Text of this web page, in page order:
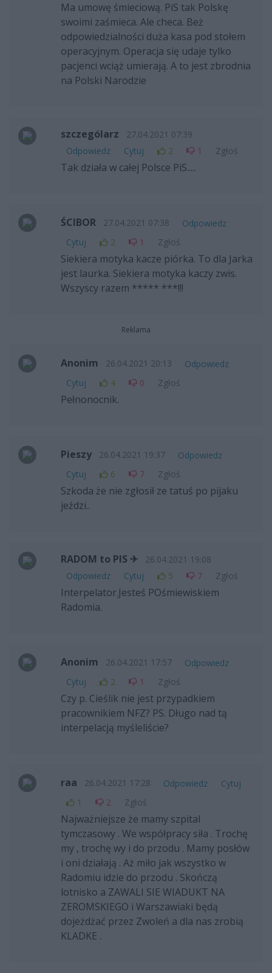
Ma umowę śmieciową. PiS tak Polskę
swoimi zaśmieca. Ale checa. Beż
odpowiedzialności duża kasa pod stołem
operacyjnym. Operacja się udaje tylko
pacjenci wciąż umierają. A to jest zbrodnia
na Polski Narodzie
szczególarz
27.04.2021 07:39
Odpowiedz
Cytuj 2 1 Zgłoś
Tak działa w całej Polsce PiS.....
ŚCIBOR 27.04.2021 07:38
Odpowiedz
Cytuj
2 1 Zgłoś
Siekiera motyka kacze piórka. To dla Jarka
jest laurka. Siekiera motyka kaczy zwis.
Wszyscy razem ***** ***!!!
Reklama
Anonim 26.04.2021 20:13
Odpowiedz
Cytuj
4 0 Zgłoś
Pełnonocnik.
Pieszy 26.04.2021 19:37
Odpowiedz
Cytuj
6 7 Zgłoś
Szkoda że nie zgłosił ze tatuś po pijaku
jeździ..
RADOM to PIS ✈
26.04.2021 19:08
Odpowiedz
Cytuj 5 7 Zgłoś
Interpelator.Jesteś POśmiewiskiem
Radomia.
Anonim 26.04.2021 17:57
Odpowiedz
Cytuj
2 1 Zgłoś
Czy p. Cieślik nie jest przypadkiem
pracownikiem NFZ? PS. Długo nad tą
interpelacją myśleliście?
raa 26.04.2021 17:28 Odpowiedz
Cytuj
1
2 Zgłoś
Najważniejsze że mamy szpital
tymczasowy . We współpracy siła . Trochę
my , trochę wy i do przodu . Mamy posłów
i oni działają . Aż miło jak wszystko w
Radomiu idzie do przodu . Skończą
lotnisko a ZAWALI SIE WIADUKT NA
ZEROMSKIEGO i Warszawiaki będą
dojeżdżać przez Zwoleń a dla nas zrobią
KLADKE .